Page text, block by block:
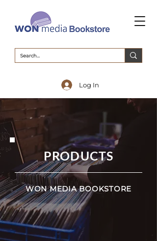
Log In
PRODUCTS
WON MEDIA BOOKSTORE